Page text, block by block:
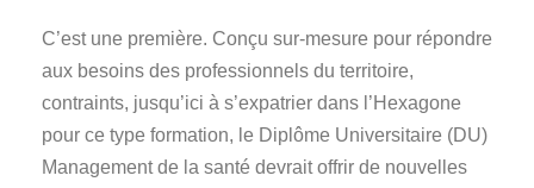
C’est une première. Conçu sur-mesure pour répondre
aux besoins des professionnels du territoire,
contraints, jusqu’ici à s’expatrier dans l’Hexagone
pour ce type formation, le Diplôme Universitaire (DU)
Management de la santé devrait offrir de nouvelles